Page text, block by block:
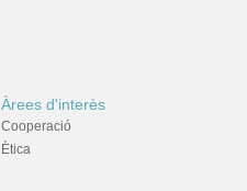
Àrees d'interès
Cooperació
Ètica